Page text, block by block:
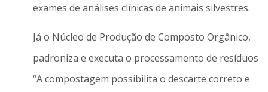
exames de análises clínicas de animais silvestres.
Já o Núcleo de Produção de Composto Orgânico,
padroniza e executa o processamento de resíduos
“A compostagem possibilita o descarte correto e